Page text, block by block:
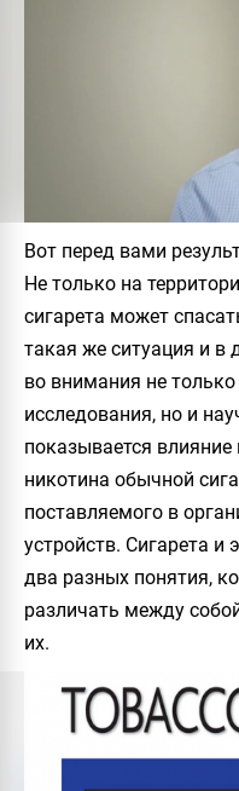
Вот перед вами
Не только на
сигарета может
такая же ситуация и в
во внимания не
исследования, но и
показывается
никотина обычной
поставляемого в
устройств. Сигарета и
два разных понятия,
различать между
их.